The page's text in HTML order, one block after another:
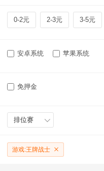
0-2元 2-3元 3-5元
安卓系统 苹果系统
免押金
排位赛
游戏:王牌战士